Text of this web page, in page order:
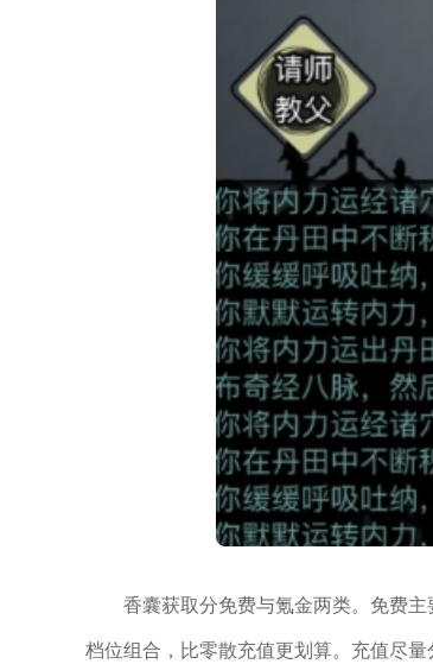
香囊获取分免费与氪金两类。免费
档位组合，比零散充值更划算。充值尽